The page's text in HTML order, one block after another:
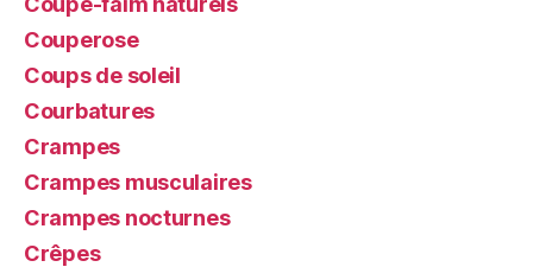
Couperose
Coups de soleil
Courbatures
Crampes
Crampes musculaires
Crampes nocturnes
Crêpes